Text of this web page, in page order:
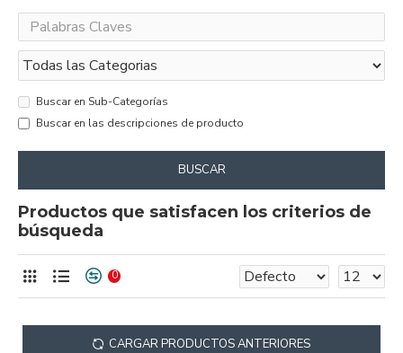
Buscar en Sub-Categorías
Buscar en las descripciones de producto
BUSCAR
Productos que satisfacen los criterios de
búsqueda
0
CARGAR PRODUCTOS ANTERIORES